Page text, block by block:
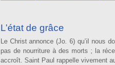
L’état de grâce
Le Christ annonce (Jo. 6) qu’il nous
pas de nourriture à des morts ; la
accroît. Saint Paul rappelle vive­ment